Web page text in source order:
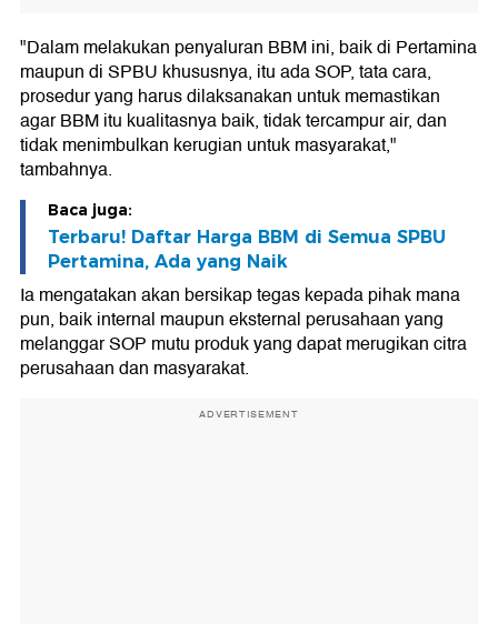
"Dalam melakukan penyaluran BBM ini, baik di Pertamina
maupun di SPBU khususnya, itu ada SOP, tata cara,
prosedur yang harus dilaksanakan untuk memastikan
agar BBM itu kualitasnya baik, tidak tercampur air, dan
tidak menimbulkan kerugian untuk masyarakat,"
tambahnya.
Baca juga:
Terbaru! Daftar Harga BBM di Semua SPBU
Pertamina, Ada yang Naik
Ia mengatakan akan bersikap tegas kepada pihak mana
pun, baik internal maupun eksternal perusahaan yang
melanggar SOP mutu produk yang dapat merugikan citra
perusahaan dan masyarakat.
ADVERTISEMENT